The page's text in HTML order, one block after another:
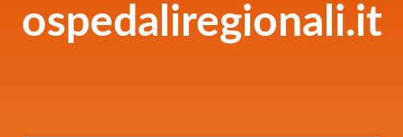
ospedaliregionali.it